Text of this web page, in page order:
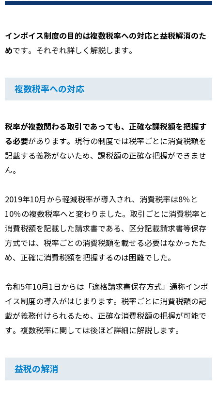
インボイス制度の目的は複数税率への対応と益税解消のた
めです。それぞれ詳しく解説します。
複数税率への対応
税率が複数関わる取引であっても、正確な課税額を把握す
る必要があります。現行の制度では税率ごとに消費税額を
記載する義務がないため、課税額の正確な把握ができませ
ん。
2019年10月から軽減税率が導入され、消費税率は8％と
10％の複数税率へと変わりました。取引ごとに消費税率と
消費税額を記載した請求書である、区分記載請求書等保存
方式では、税率ごとの消費税額を載せる必要はなかったた
め、正確に消費税額を把握するのは困難でした。
令和5年10月1日からは「適格請求書保存方式」通称インボ
イス制度の導入がはじまります。税率ごとに消費税額の記
載が義務付けられるため、正確な消費税額の把握が可能で
す。複数税率に関しては後ほど詳細に解説します。
益税の解消